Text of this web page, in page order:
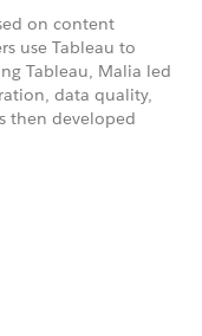
on content
use Tableau to
Tableau, Malia led
data quality,
then developed